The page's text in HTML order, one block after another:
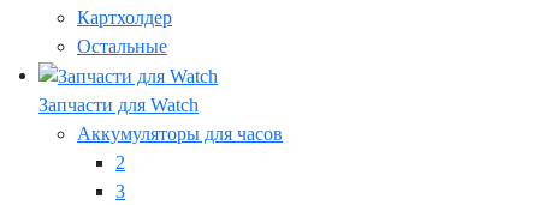
Картхолдер
Остальные
Запчасти для Watch
Аккумуляторы для часов
2
3